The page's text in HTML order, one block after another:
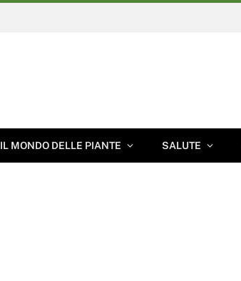
IL MONDO DELLE PIANTE SALUTE